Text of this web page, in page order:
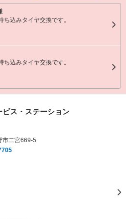
込みタイヤ交換です。
込みタイヤ交換です。
ス・ステーション
市二宮669-5